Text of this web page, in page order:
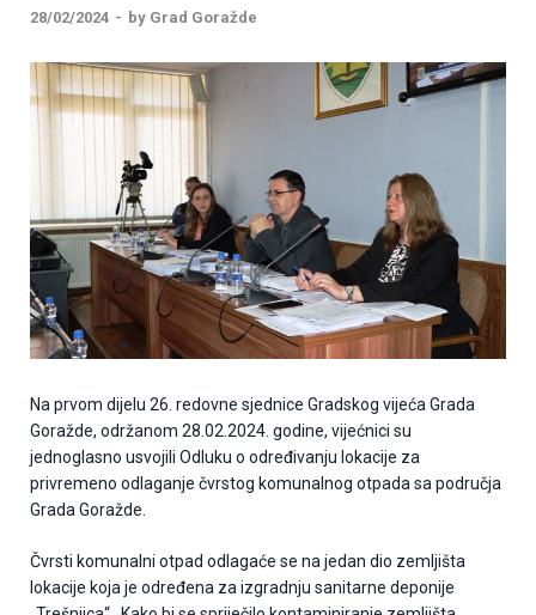
28/02/2024 - by Grad Goražde
Na prvom dijelu 26. redovne sjednice Gradskog vijeća Grada
Goražde, održanom 28.02.2024. godine, vijećnici su
jednoglasno usvojili Odluku o određivanju lokacije za
privremeno odlaganje čvrstog komunalnog otpada sa područja
Grada Goražde.
Čvrsti komunalni otpad odlagaće se na jedan dio zemljišta
lokacije koja je određena za izgradnju sanitarne deponije